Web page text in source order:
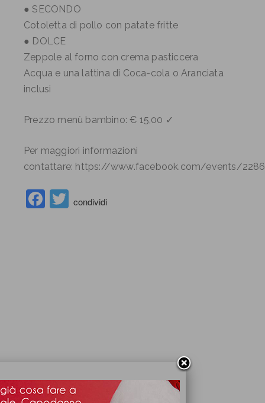
● SECONDO
Cotoletta di pollo con patate fritte
● DOLCE
Zeppole al forno con crema pasticcera
Acqua e una lattina di Coca-cola o Aranciata
inclusi
Prezzo menù bambino: € 15,00 ✓
Per maggiori informazioni
contattare: https://www.facebook.com/events/
FacebookTwitter
condividi